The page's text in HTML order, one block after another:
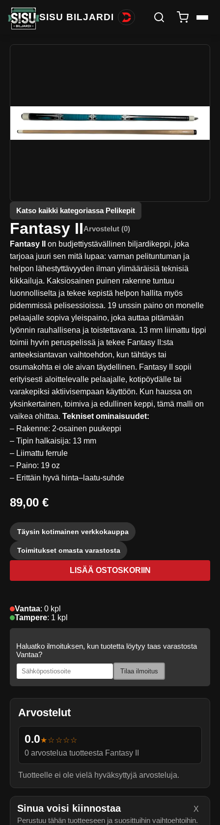
SISU BILJARDI
Arvostelut
0.0★☆☆☆☆
0 arvostelua tuotteesta Fantasy II
Tuotteelle ei ole vielä hyväksyttyjä arvosteluja.
Katso kaikki kategoriassa Pelikepit
Fantasy IIArvostelut (0)
Fantasy II
on budjettiystävällinen biljardikeppi, joka
tarjoaa juuri sen mitä lupaa: varman pelituntuman ja
helpon lähestyttävyyden ilman ylimääräisiä teknisiä
kikkailuja. Kaksiosainen puinen rakenne tuntuu
luonnolliselta ja tekee kepistä helpon hallita myös
pidemmissä pelisessioissa. 19 unssin paino on monelle
pelaajalle sopiva yleispaino, joka auttaa pitämään
lyönnin rauhallisena ja toistettavana. 13 mm liimattu tippi
toimii hyvin peruspelissä ja tekee Fantasy II:sta
anteeksiantavan vaihtoehdon, kun tähtäys tai
osumakohta ei ole aivan täydellinen. Fantasy II sopii
erityisesti aloittelevalle pelaajalle, kotipöydälle tai
varakepiksi aktiivisempaan käyttöön. Kun haussa on
yksinkertainen, toimiva ja edullinen keppi, tämä malli on
vaikea ohittaa. Tekniset ominaisuudet:
– Rakenne: 2-osainen puukeppi
– Tipin halkaisija: 13 mm
– Liimattu ferrule
– Paino: 19 oz
– Erittäin hyvä hinta–laatu-suhde
89,00 €
Täysin kotimainen verkkokauppa
Toimitukset omasta varastosta
LISÄÄ OSTOSKORIIN
Vantaa: 0 kpl
Tampere: 1 kpl
Haluatko ilmoituksen, kun tuotetta löytyy taas varastosta
Vantaa?
Tilaa ilmoitus
Sinua voisi kiinnostaa
Perustuu tähän tuotteeseen ja suosittuihin vaihtoehtoihin.
X